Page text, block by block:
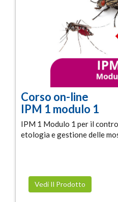
Corso on-line
IPM 1 modulo 1
IPM 1 Modulo 1 per il
etologia e gestione delle
Vedi Il Prodotto